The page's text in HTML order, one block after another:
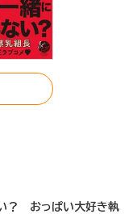
？ おっぱい大好き執